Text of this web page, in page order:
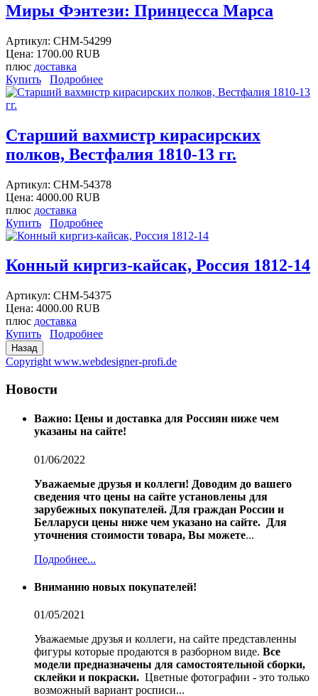
Миры Фэнтези: Принцесса Марса
Артикул: CHM-54299
Цена: 1700.00 RUB
плюс доставка
Купить
Подробнее
Старший вахмистр кирасирских
полков, Вестфалия 1810-13 гг.
Артикул: CHM-54378
Цена: 4000.00 RUB
плюс доставка
Купить
Подробнее
Конный киргиз-кайсак, Россия 1812-14
Артикул: CHM-54375
Цена: 4000.00 RUB
плюс доставка
Купить
Подробнее
Copyright www.webdesigner-profi.de
Новости
Важно: Цены и доставка для Россиян ниже чем
указаны на сайте!
01/06/2022
Уважаемые друзья и коллеги! Доводим до вашего
сведения что цены на сайте установлены для
зарубежных покупателей. Для граждан России и
Белларуси цены ниже чем указано на сайте. Для
уточнения стоимости товара, Вы можете...
Подробнее...
Вниманию новых покупателей!
01/05/2021
Уважаемые друзья и коллеги, на сайте представленны
фигуры которые продаются в разборном виде. Все
модели предназначены для самостоятельной сборки,
склейки и покраски. Цветные фотографии - это только
возможный вариант росписи...